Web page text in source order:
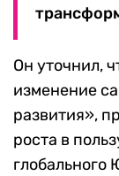
Он уточнил,
изменение
развития»,
роста в
глобального